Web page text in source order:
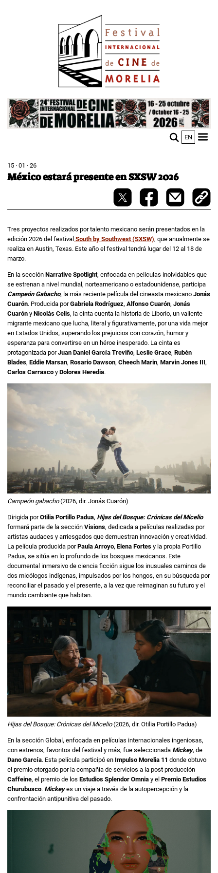
Image
EN
15 · 01 · 26
México estará presente en SXSW 2026
Tres proyectos realizados por talento mexicano serán presentados en la
edición 2026 del festival South by Southwest (SXSW), que anualmente se
realiza en Austin, Texas. Este año el festival tendrá lugar del 12 al 18 de
marzo.
En la sección Narrative Spotlight, enfocada en películas inolvidables que
se estrenan a nivel mundial, norteamericano o estadounidense, participa
Campeón Gabacho, la más reciente película del cineasta mexicano Jonás
Cuarón. Producida porGabriela Rodríguez, Alfonso Cuarón, Jonás
Cuarón y Nicolás Celis, la cinta cuenta la historia de Liborio, un valiente
migrante mexicano que lucha, literal y figurativamente, por una vida mejor
en Estados Unidos, superando los prejuicios con corazón, humor y
esperanza para convertirse en un héroe inesperado. La cinta es
protagonizada porJuan Daniel García Treviño, Leslie Grace, Rubén
Blades, Eddie Marsan, Rosario Dawson, Cheech Marin, Marvin Jones III,
Carlos Carrasco y Dolores Heredia.
Campeón gabacho(2026, dir. Jonás Cuarón)
Dirigida porOtilia Portillo Padua, Hijas del Bosque: Crónicas del Micelio
formará parte de la sección Visions, dedicada a películas realizadas por
artistas audaces y arriesgados que demuestran innovación y creatividad.
La película producida porPaula Arroyo, Elena Fortes y la propia Portillo
Padua, se sitúa en lo profundo de los bosques mexicanos. Este
documental inmersivo de ciencia ficción sigue los inusuales caminos de
dos micólogos indígenas, impulsados ​​por los hongos, en su búsqueda por
reconciliar el pasado y el presente, a la vez que reimaginan su futuro y el
mundo cambiante que habitan.
Hijas del Bosque: Crónicas del Micelio(2026, dir. Otilia Portillo Padua)
En la sección Global, enfocada en películas internacionales ingeniosas,
con estrenos, favoritos del festival y más, fue seleccionada Mickey, de
Dano García. Esta película participó en Impulso Morelia 11 donde obtuvo
el premio otorgado por la compañía de servicios a la post producción
Caffeine, el premio de los Estudios Splendor Omnia y el Premio Estudios
Churubusco. Mickeyes un viaje a través de la autopercepción y la
confrontación antipunitiva del pasado.